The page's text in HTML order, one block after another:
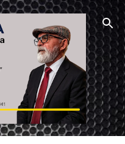
principal